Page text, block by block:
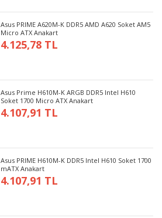
Asus PRIME A620M-K DDR5 AMD A620 Soket AM5
Micro ATX Anakart
4.125,78 TL
Asus Prime H610M-K ARGB DDR5 Intel H610
Soket 1700 Micro ATX Anakart
4.107,91 TL
Asus PRIME H610M-K DDR5 Intel H610 Soket 1700
mATX Anakart
4.107,91 TL